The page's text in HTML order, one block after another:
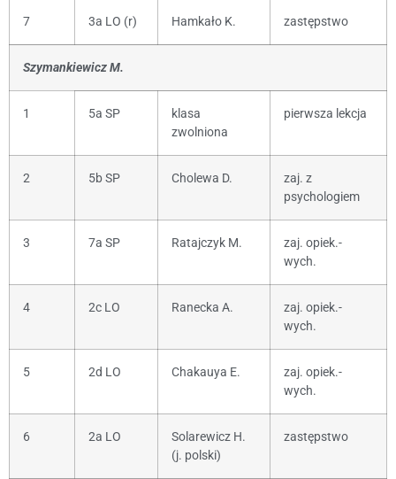
7 3a LO (r) Hamkało K. zastępstwo
Szymankiewicz M.
1 5a SP
klasa
zwolniona
pierwsza lekcja
2 5b SP Cholewa D.
zaj. z
psychologiem
3 7a SP Ratajczyk M.
zaj. opiek.-
wych.
4 2c LO Ranecka A.
zaj. opiek.-
wych.
5 2d LO Chakauya E.
zaj. opiek.-
wych.
6 2a LO
Solarewicz H.
(j. polski)
zastępstwo